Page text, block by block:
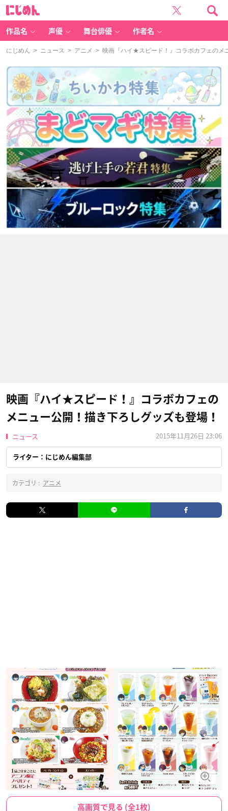
作品名 声優 舞台俳優 作者名
にじめん > ニュース > アニメ > 映画『ハイ★スピード！』コラボカフェのメ
映画『ハイ★スピード！』コラボカフェの
メニュー公開！描き下ろしグッズも登場！
ニュース 2015年11月26日 23:06
ライター：にじめん編集部
カテゴリ : アニメ
高画質で見る (全1枚)